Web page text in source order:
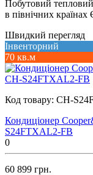
Побутовий
в північних
Швидкий перегляд
Інвенторний
70 кв.м
Код товару: CH-
Кондиціонер
S24FTXAL2-FB
0
60 899 грн.